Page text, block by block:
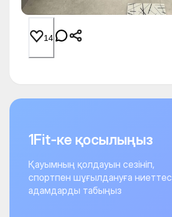
14
1Fit-ке қосылыңыз
Қауымның қолдауын сезініп,
спортпен шұғылдануға ниеттес
адамдарды табыңыз